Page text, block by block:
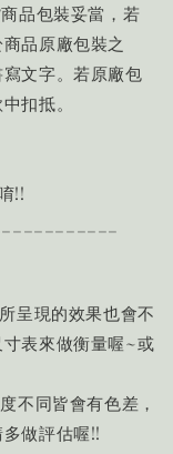
品包裝妥當，若
品原廠包裝之
文字。若原廠包
扣抵。
!!
呈現的效果也會不
表來做衡量喔~或
不同皆會有色差，
做評估喔!!